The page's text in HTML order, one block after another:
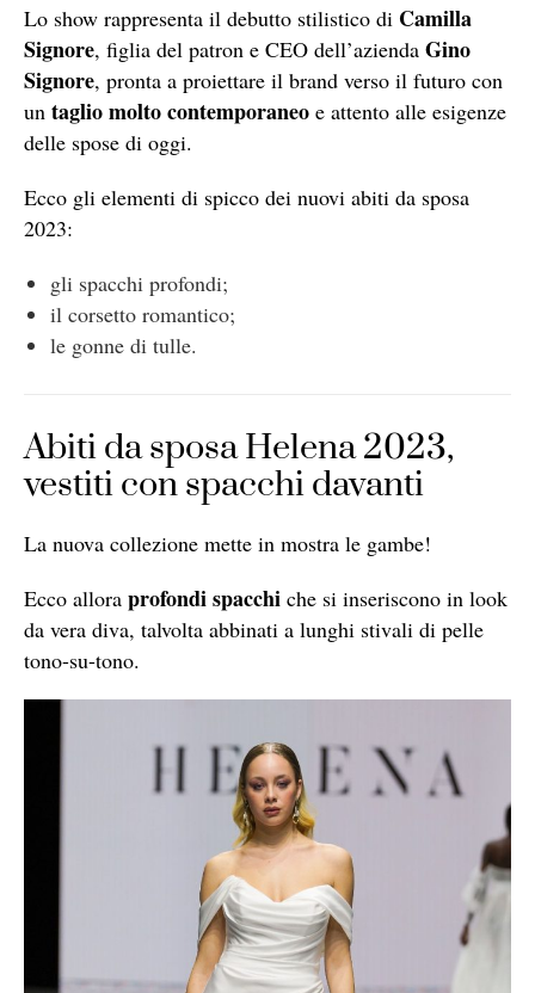
Lo show rappresenta il debutto stilistico di Camilla
Signore, figlia del patron e CEO dell’azienda Gino
Signore, pronta a proiettare il brand verso il futuro con
un taglio molto contemporaneo e attento alle esigenze
delle spose di oggi.
Ecco gli elementi di spicco dei nuovi abiti da sposa
2023:
gli spacchi profondi;
il corsetto romantico;
le gonne di tulle.
Abiti da sposa Helena 2023,
vestiti con spacchi davanti
La nuova collezione mette in mostra le gambe!
Ecco allora profondi spacchi che si inseriscono in look
da vera diva, talvolta abbinati a lunghi stivali di pelle
tono-su-tono.